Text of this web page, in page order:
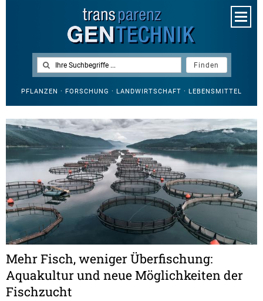
PFLANZEN · FORSCHUNG · LANDWIRTSCHAFT · LEBENSMITTEL
Mehr Fisch, weniger Überfischung:
Aquakultur und neue Möglichkeiten der
Fischzucht